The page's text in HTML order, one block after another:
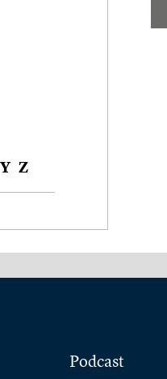
Y Z
Podcast